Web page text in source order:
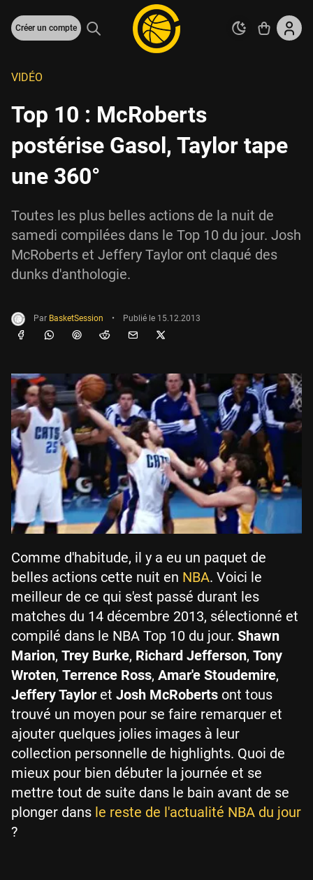
Créer un compte
VIDÉO
Top 10 : McRoberts
postérise Gasol, Taylor tape
une 360°
Toutes les plus belles actions de la nuit de
samedi compilées dans le Top 10 du jour. Josh
McRoberts et Jeffery Taylor ont claqué des
dunks d'anthologie.
Par BasketSession • Publié le 15.12.2013
Comme d'habitude, il y a eu un paquet de
belles actions cette nuit en NBA. Voici le
meilleur de ce qui s'est passé durant les
matches du 14 décembre 2013, sélectionné et
compilé dans le NBA Top 10 du jour. Shawn
Marion, Trey Burke, Richard Jefferson, Tony
Wroten, Terrence Ross, Amar'e Stoudemire,
Jeffery Taylor et Josh McRoberts ont tous
trouvé un moyen pour se faire remarquer et
ajouter quelques jolies images à leur
collection personnelle de highlights. Quoi de
mieux pour bien débuter la journée et se
mettre tout de suite dans le bain avant de se
plonger dans le reste de l'actualité NBA du jour
?